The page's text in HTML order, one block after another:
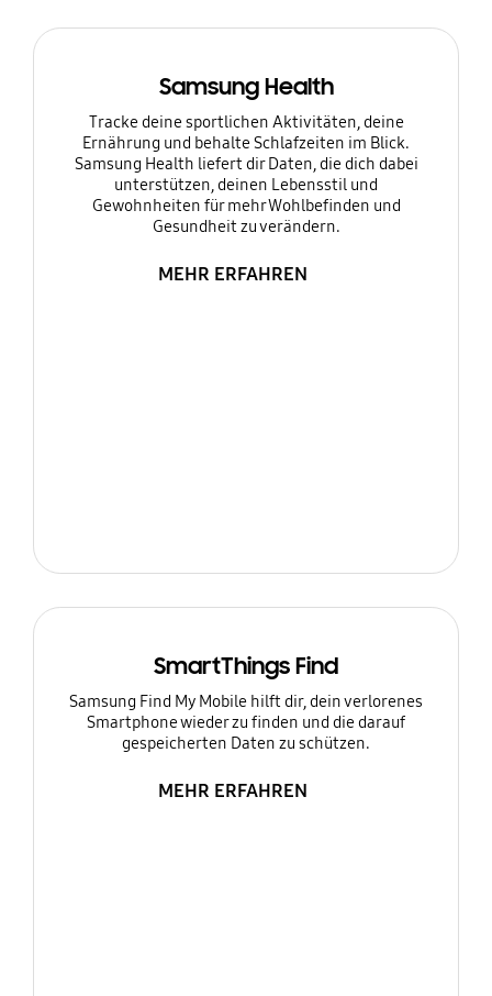
Samsung Health
Tracke deine sportlichen Aktivitäten, deine
Ernährung und behalte Schlafzeiten im Blick.
Samsung Health liefert dir Daten, die dich dabei
unterstützen, deinen Lebensstil und
Gewohnheiten für mehr Wohlbefinden und
Gesundheit zu verändern.
MEHR ERFAHREN
SmartThings Find
Samsung Find My Mobile hilft dir, dein verlorenes
Smartphone wieder zu finden und die darauf
gespeicherten Daten zu schützen.
MEHR ERFAHREN